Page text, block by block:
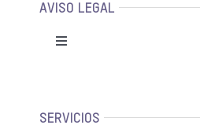
AVISO LEGAL
Toggle
SERVICIOS